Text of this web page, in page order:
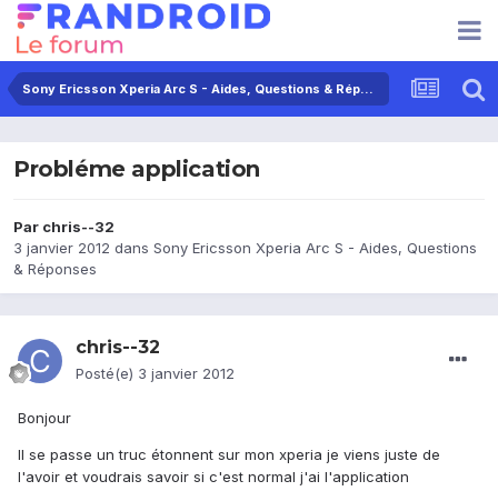
Sony Ericsson Xperia Arc S - Aides, Questions & Réponses
Probléme application
Par chris--32
3 janvier 2012 dans Sony Ericsson Xperia Arc S - Aides, Questions
& Réponses
chris--32
Posté(e) 3 janvier 2012
Bonjour
Il se passe un truc étonnent sur mon xperia je viens juste de
l'avoir et voudrais savoir si c'est normal j'ai l'application